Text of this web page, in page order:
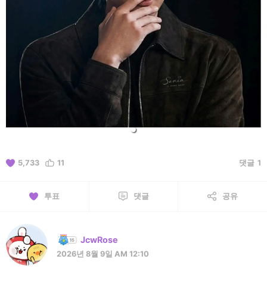
5,733 11 댓글 1
투표 댓글 공유
JcwRose
2026년 8월 9일 AM 12:10